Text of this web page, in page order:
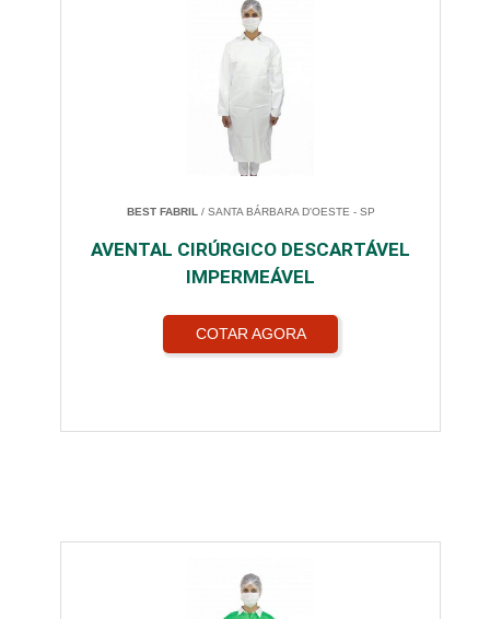
BEST FABRIL / SANTA BÁRBARA D'OESTE - SP
AVENTAL CIRÚRGICO DESCARTÁVEL
IMPERMEÁVEL
COTAR AGORA